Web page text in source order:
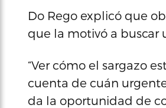
Do Rego explicó que
que la motivó a buscar
“Ver cómo el sargazo
cuenta de cuán
da la oportunidad de